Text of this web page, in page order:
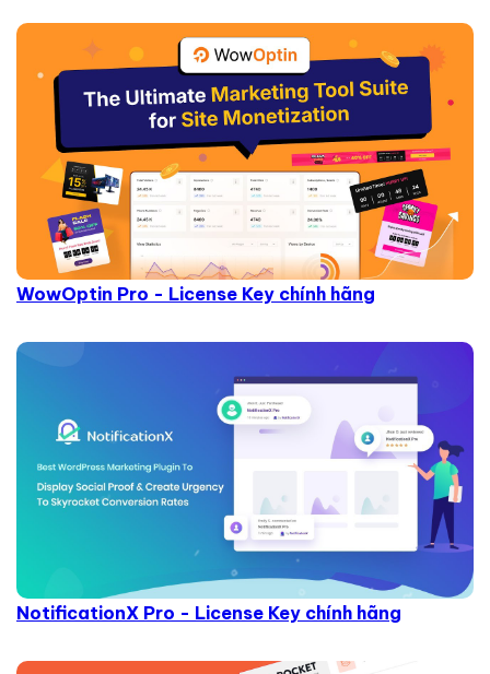
WowOptin Pro - License Key chính hãng
NotificationX Pro - License Key chính hãng